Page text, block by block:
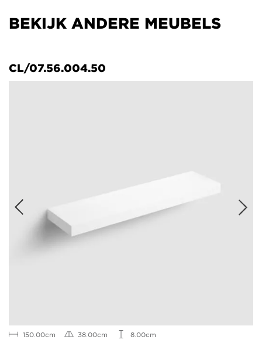
BEKIJK ANDERE MEUBELS
CL/07.56.004.50
150.00cm 38.00cm 8.00cm